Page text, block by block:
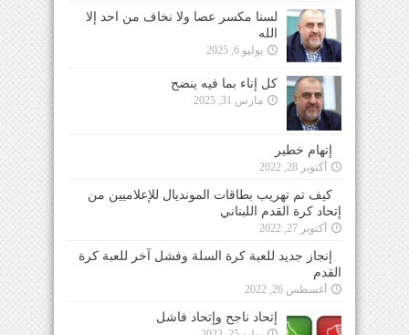
لسنا مكسر عصا ولا نخاف من احد إلا
الله
يوليو 6, 2025
كل إناء بما فيه ينضح
مارس 31, 2025
إتهام خطير
أكتوبر 28, 2022
كيف تم تهريب بطاقات المونديال للإعلاميين من
إتحاد كرة القدم اللبناني
أكتوبر 27, 2022
إنجاز جديد للعبة كرة السلة وفشل آخر للعبة كرة
القدم
أغسطس 26, 2022
إتحاد ناجح وإتحاد فاشل